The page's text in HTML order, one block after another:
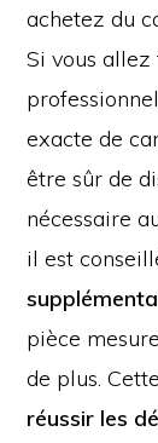
achetez du
Si vous
exacte de
être sûr de
nécessaire
il est
pièce
de plus.
réussir les